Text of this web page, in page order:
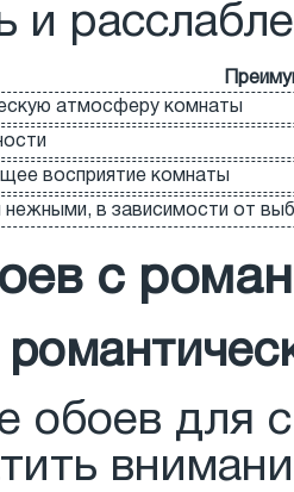
и
атмосферу комнаты
восприятие комнаты
нежными, в зависимости от
с
обоев для